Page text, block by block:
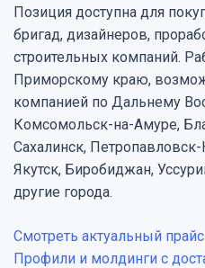
Позиция доступна для
бригад, дизайнеров,
строительных компаний.
Приморскому краю,
компанией по Дальнему
Комсомольск-на-Амуре,
Сахалинск,
Якутск, Биробиджан,
другие города.
Смотреть актуальный
Профили и молдинги с